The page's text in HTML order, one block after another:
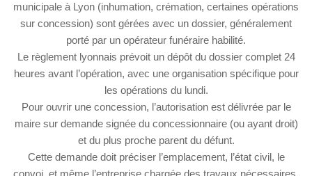
municipale à Lyon (inhumation, crémation, certaines opérations
sur concession) sont gérées avec un dossier, généralement
porté par un opérateur funéraire habilité.
Le règlement lyonnais prévoit un dépôt du dossier complet 24
heures avant l’opération, avec une organisation spécifique pour
les opérations du lundi.
Pour ouvrir une concession, l’autorisation est délivrée par le
maire sur demande signée du concessionnaire (ou ayant droit)
et du plus proche parent du défunt.
Cette demande doit préciser l’emplacement, l’état civil, le
convoi, et même l’entreprise chargée des travaux nécessaires,